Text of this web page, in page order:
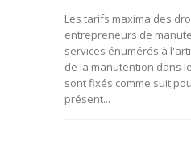
Les tarifs maxima des
entrepreneurs de
services énumérés à
de la manutention dans
sont fixés comme suit
présent...